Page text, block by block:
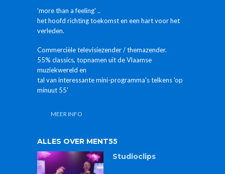
'more than a feeling' ..
het hoofd richting toekomst en een hart voor het
verleden.
Commerciële televisiezender / themazender.
55% classics, topnamen uit de Vlaamse
muziekwereld en
tal van interessante mini-programma's telkens 'op
minuut 55'
MEER INFO
ALLES OVER MENT55
Studioclips